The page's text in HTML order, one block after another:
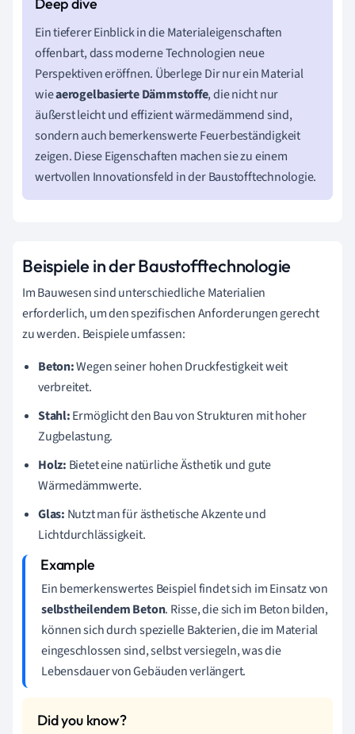
Ein tieferer Einblick in die Materialeigenschaften
offenbart, dass moderne Technologien neue
Perspektiven eröffnen. Überlege Dir nur ein Material
wieaerogelbasierte Dämmstoffe, die nicht nur
äußerst leicht und effizient wärmedämmend sind,
sondern auch bemerkenswerte Feuerbeständigkeit
zeigen. Diese Eigenschaften machen sie zu einem
wertvollen Innovationsfeld in der Baustofftechnologie.
Beispiele in der Baustofftechnologie
Im Bauwesen sind unterschiedliche Materialien
erforderlich, um den spezifischen Anforderungen gerecht
zu werden. Beispiele umfassen:
Beton:Wegen seiner hohen Druckfestigkeit weit
verbreitet.
Stahl:Ermöglicht den Bau von Strukturen mit hoher
Zugbelastung.
Holz: Bietet eine natürliche Ästhetik und gute
Wärmedämmwerte.
Glas: Nutzt man für ästhetische Akzente und
Lichtdurchlässigkeit.
Ein bemerkenswertes Beispiel findet sich im Einsatz von
selbstheilendem Beton. Risse, die sich im Beton bilden,
können sich durch spezielle Bakterien, die im Material
eingeschlossen sind, selbst versiegeln, was die
Lebensdauer von Gebäuden verlängert.